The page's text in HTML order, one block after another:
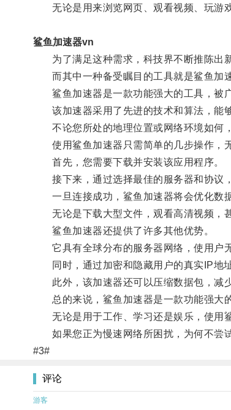
无论是用来浏览网页、观看视频、玩游戏
鲨鱼加速器vn
为了满足这种需求，科技界不断推陈出新
而其中一种备受瞩目的工具就是鲨鱼加速
鲨鱼加速器是一款功能强大的工具，被广
该加速器采用了先进的技术和算法，能够
不论您所处的地理位置或网络环境如何，
使用鲨鱼加速器只需简单的几步操作，无
首先，您需要下载并安装该应用程序。
接下来，通过选择最佳的服务器和协议，
一旦连接成功，鲨鱼加速器将会优化数据
无论是下载大型文件，观看高清视频，甚
鲨鱼加速器还提供了许多其他优势。
它具有全球分布的服务器网络，使用户无
同时，通过加密和隐藏用户的真实IP地址
此外，该加速器还可以压缩数据包，减少
总的来说，鲨鱼加速器是一款功能强大的
无论是用于工作、学习还是娱乐，使用鲨
如果您正为慢速网络所困扰，为何不尝试
#3#
评论
游客